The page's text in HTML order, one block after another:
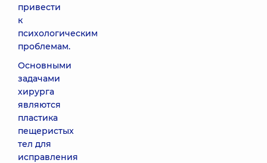
привести
к
психологическим
проблемам.
Основными
задачами
хирурга
являются
пластика
пещеристых
тел для
исправления